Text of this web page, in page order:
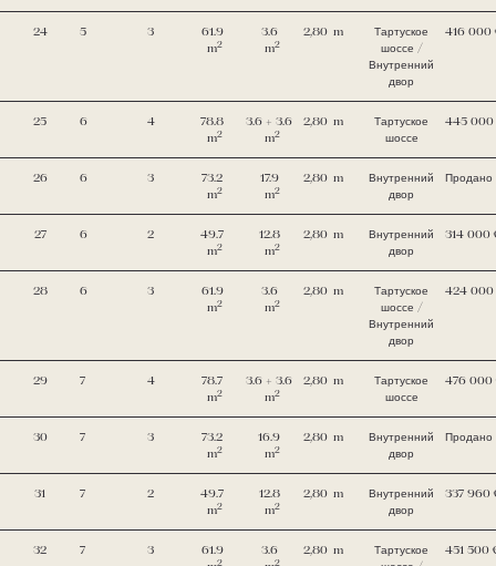
24 5 3
61.9
m2
3.6
m2
2,80 m
Тартуское
шоссе /
Внутренний
двор
416 000
25 6 4
78.8
m2
3.6 + 3.6
m2
2,80 m
Тартуское
шоссе
445 000
26 6 3
73.2
m2
17.9
m2
2,80 m
Внутренний
двор
Продано
27 6 2
49.7
m2
12.8
m2
2,80 m
Внутренний
двор
314 000
28 6 3
61.9
m2
3.6
m2
2,80 m
Тартуское
шоссе /
Внутренний
двор
424 000
29 7 4
78.7
m2
3.6 + 3.6
m2
2,80 m
Тартуское
шоссе
476 000
30 7 3
73.2
m2
16.9
m2
2,80 m
Внутренний
двор
Продано
31 7 2
49.7
m2
12.8
m2
2,80 m
Внутренний
двор
337 960
32 7 3
61.9
2
3.6
2
2,80 m
Тартуское
451 500